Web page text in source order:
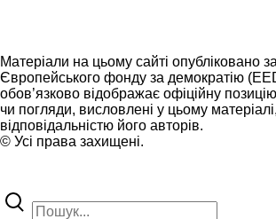
Матеріали на цьому сайті опубліковано
Європейського фонду за демократію
обов’язково відображає офіційну
чи погляди, висловлені у цьому
відповідальністю його авторів.
© Усі права захищені.